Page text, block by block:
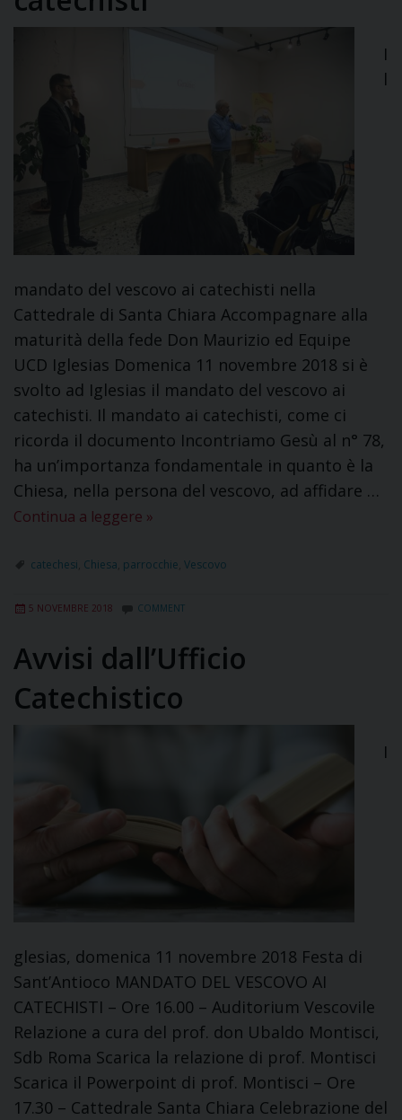
I
l
mandato del vescovo ai catechisti nella
Cattedrale di Santa Chiara Accompagnare alla
maturità della fede Don Maurizio ed Equipe
UCD Iglesias Domenica 11 novembre 2018 si è
svolto ad Iglesias il mandato del vescovo ai
catechisti. Il mandato ai catechisti, come ci
ricorda il documento Incontriamo Gesù al n° 78,
ha un’importanza fondamentale in quanto è la
Chiesa, nella persona del vescovo, ad affidare …
Continua a leggere »
catechesi Chiesa parrocchie Vescovo
5 NOVEMBRE 2018 COMMENT
Avvisi dall’Ufficio
Catechistico
I
glesias, domenica 11 novembre 2018 Festa di
Sant’Antioco MANDATO DEL VESCOVO AI
CATECHISTI – Ore 16.00 – Auditorium Vescovile
Relazione a cura del prof. don Ubaldo Montisci,
Sdb Roma Scarica la relazione di prof. Montisci
Scarica il Powerpoint di prof. Montisci – Ore
17.30 – Cattedrale Santa Chiara Celebrazione del